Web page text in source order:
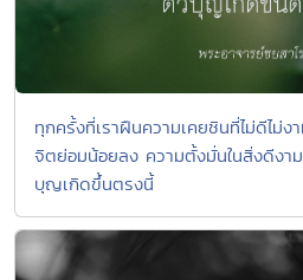
ทุกครั้งที่เราฝืนความเคยชินที่ไม่ดีไม่ง
จิตย่อมน้อยลง ความตั้งมั่นในสิ่งดีงา
บุญเกิดขึ้นตรงนี้